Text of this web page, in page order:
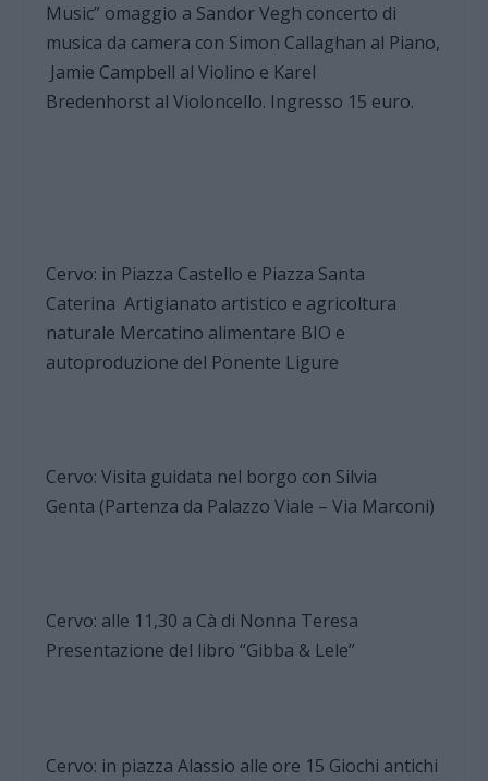
Music” omaggio a Sandor Vegh concerto di
musica da camera con Simon Callaghan al Piano,
Jamie Campbell al Violino e Karel
Bredenhorst al Violoncello. Ingresso 15 euro.
Cervo: in Piazza Castello e Piazza Santa
Caterina Artigianato artistico e agricoltura
naturale Mercatino alimentare BIO e
autoproduzione del Ponente Ligure
Cervo: Visita guidata nel borgo con Silvia
Genta (Partenza da Palazzo Viale – Via Marconi)
Cervo: alle 11,30 a Cà di Nonna Teresa
Presentazione del libro “Gibba & Lele”
Cervo: in piazza Alassio alle ore 15 Giochi antichi